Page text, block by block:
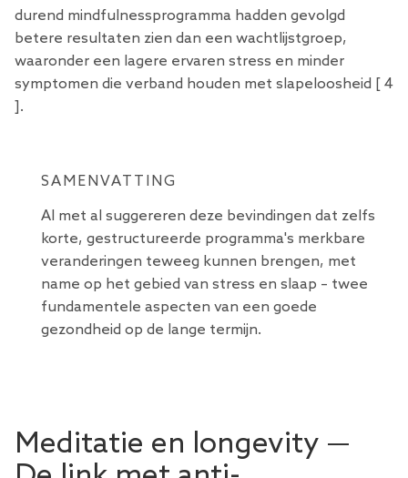
durend mindfulnessprogramma hadden gevolgd
betere resultaten zien dan een wachtlijstgroep,
waaronder een lagere ervaren stress en minder
symptomen die verband houden met slapeloosheid [ 4
].
SAMENVATTING
Al met al suggereren deze bevindingen dat zelfs
korte, gestructureerde programma's merkbare
veranderingen teweeg kunnen brengen, met
name op het gebied van stress en slaap – twee
fundamentele aspecten van een goede
gezondheid op de lange termijn.
Meditatie en longevity —